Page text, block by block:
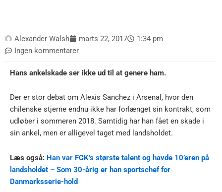
Alexander Walsh marts 22, 2017
1:34 pm
Ingen kommentarer
Hans ankelskade ser ikke ud til at genere ham.
Der er stor debat om Alexis Sanchez i Arsenal, hvor den
chilenske stjerne endnu ikke har forlænget sin kontrakt, som
udløber i sommeren 2018. Samtidig har han fået en skade i
sin ankel, men er alligevel taget med landsholdet.
Læs også: Han var FCK’s største talent og havde 10’eren på
landsholdet – Som 30-årig er han sportschef for
Danmarksserie-hold